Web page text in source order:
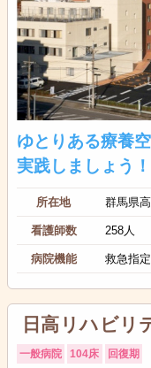
ゆとりある療養
実践しましょう！
所在地 群馬県
看護師数 258人
病院機能 救急指
日高リハビリ
一般病院 104床 回復期